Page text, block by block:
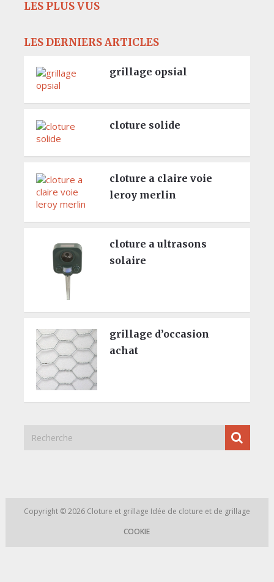
LES PLUS VUS
LES DERNIERS ARTICLES
grillage opsial
cloture solide
cloture a claire voie
leroy merlin
cloture a ultrasons
solaire
grillage d’occasion
achat
Copyright © 2026 Cloture et grillage Idée de cloture et de grillage
COOKIE